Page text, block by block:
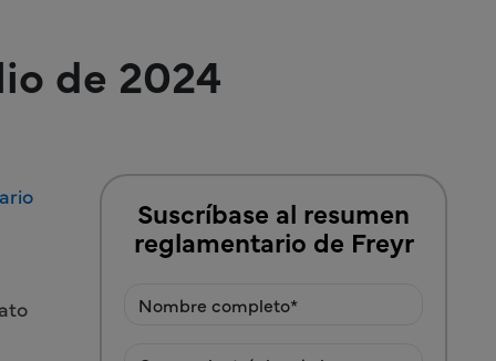
de 2024
Suscríbase al resumen
reglamentario de Freyr